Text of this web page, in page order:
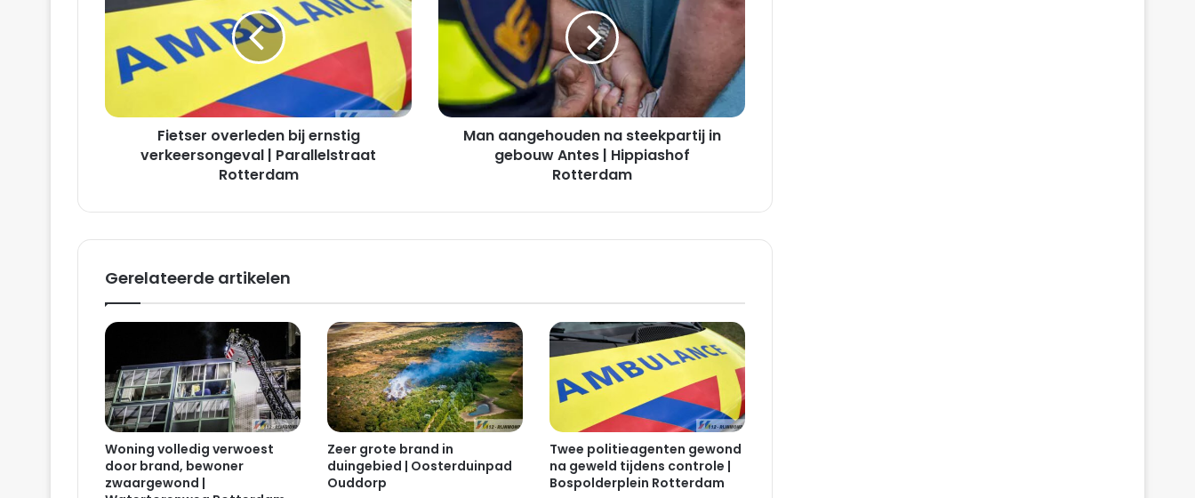
verkeersongeval
Parallelstraat
Fietser overleden bij ernstig
verkeersongeval | Parallelstraat
Rotterdam
steekpartij
gebouw
Antes
|
Hippiashof
Rotterdam
Man aangehouden na steekpartij in
gebouw Antes | Hippiashof
Rotterdam
Gerelateerde artikelen
Woning volledig verwoest
door brand, bewoner
zwaargewond |
Zeer grote brand in
duingebied | Oosterduinpad
Ouddorp
Twee politieagenten gewond
na geweld tijdens controle |
Bospolderplein Rotterdam